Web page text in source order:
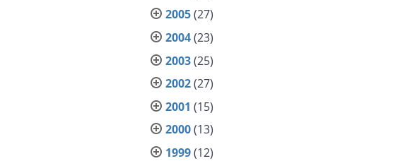
2005(27)
2004(23)
2003(25)
2002(27)
2001 (15)
2000(13)
1999(12)